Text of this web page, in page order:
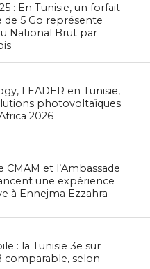
: En Tunisie, un forfait
5 Go représente
National Brut par
LEADER en Tunisie,
photovoltaïques
2026
CMAM et l’Ambassade
une expérience
à Ennejma Ezzahra
: la Tunisie 3e sur
comparable, selon